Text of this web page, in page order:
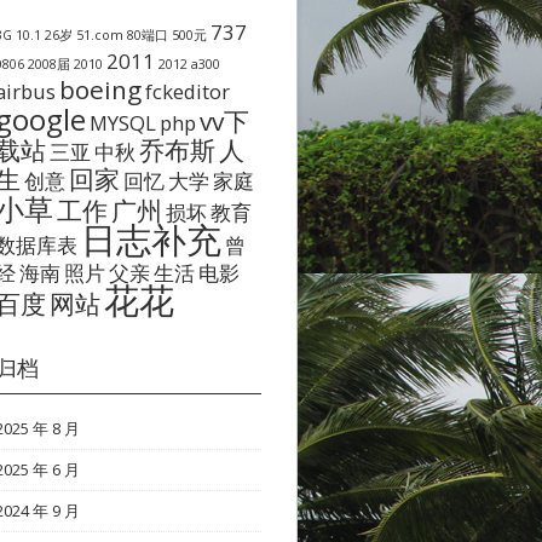
10.1 26岁 51.com 80端口 500元 737
2008届 2010 2011 2012 a300
boeingfckeditor
MYSQLphpvv下
站三亚 中秋乔布斯 人
创意 回家 回忆大学 家庭
草工作广州 损坏教育
据库表 日志补充曾
海南照片父亲生活电影
度 网站花花
档
年 8 月
年 6 月
年 9 月